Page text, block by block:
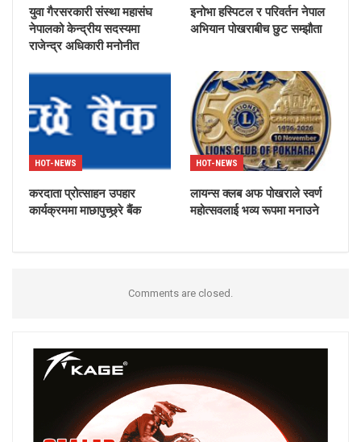
युवा गैरसरकारी संस्था महासंघ
नेपालको केन्द्रीय सदस्यमा
राजेन्द्र अधिकारी मनोनीत
इनोभा हस्पिटल र परिवर्तन नेपाल
अभियान पोखराबीच छुट सम्झौता
HOT-NEWS
करदाता प्रोत्साहन उपहार
कार्यक्रममा माछापुच्छ्र्रे बैंक
HOT-NEWS
लायन्स क्लब अफ पोखराले स्वर्ण
महोत्सवलाई भव्य रूपमा मनाउने
Comments are closed.